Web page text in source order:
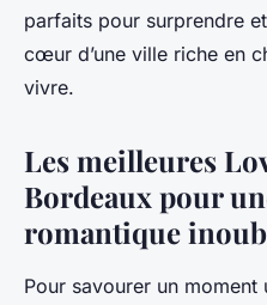
parfaits pour surprendre
cœur d’une ville riche en
vivre.
Les meilleures
Bordeaux pour
romantique
Pour savourer un moment